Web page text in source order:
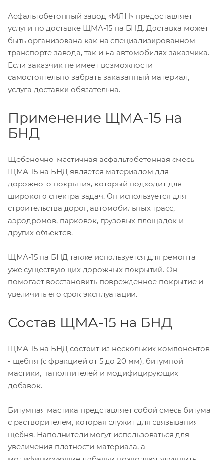
Асфальтобетонный завод «МЛН» предоставляет
услуги по доставке ЩМА-15 на БНД. Доставка может
быть организована как на специализированном
транспорте завода, так и на автомобилях заказчика.
Если заказчик не имеет возможности
самостоятельно забрать заказанный материал,
услуга доставки обязательна.
Применение ЩМА-15 на
БНД
Щебеночно-мастичная асфальтобетонная смесь
ЩМА-15 на БНД является материалом для
дорожного покрытия, который подходит для
широкого спектра задач. Он используется для
строительства дорог, автомобильных трасс,
аэродромов, парковок, грузовых площадок и
других объектов.
ЩМА-15 на БНД также используется для ремонта
уже существующих дорожных покрытий. Он
помогает восстановить поврежденное покрытие и
увеличить его срок эксплуатации.
Состав ЩМА-15 на БНД
ЩМА-15 на БНД состоит из нескольких компонентов
- щебня (с фракцией от 5 до 20 мм), битумной
мастики, наполнителей и модифицирующих
добавок.
Битумная мастика представляет собой смесь битума
с растворителем, которая служит для связывания
щебня. Наполнители могут использоваться для
увеличения плотности материала, а